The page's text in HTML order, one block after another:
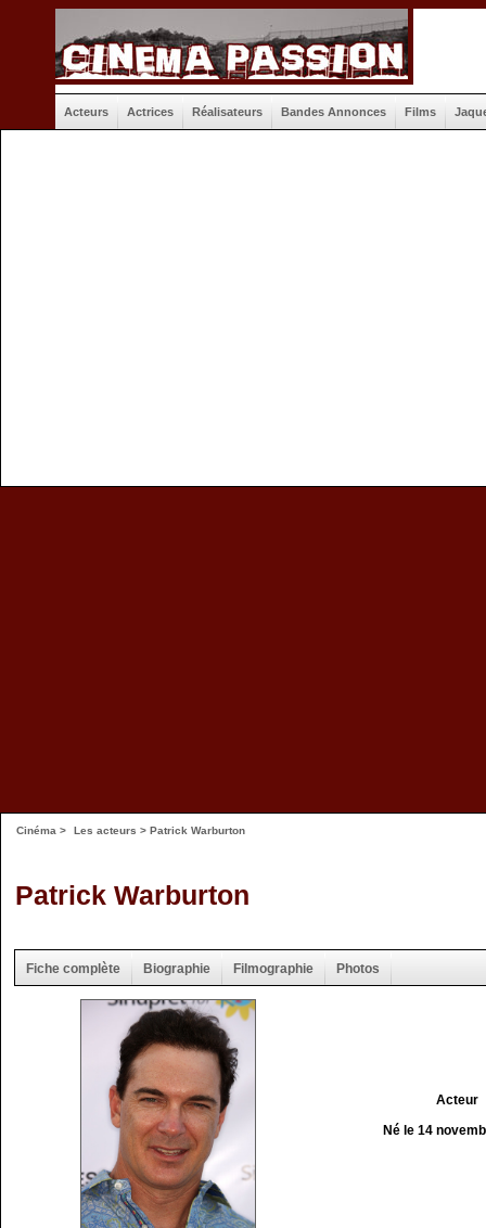
Acteurs Actrices Réalisateurs Bandes Annonces Films
Cinéma > Les acteurs > Patrick Warburton
Patrick Warburton
Fiche complète Biographie Filmographie Photos
Acteur
Né le 14